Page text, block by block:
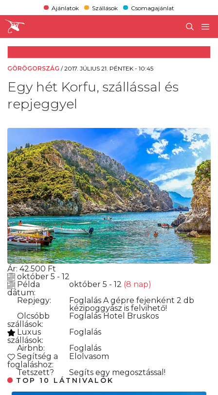
Ajánlatok Szállások Csomagajánlat
GÖRÖGORSZÁG /2017. JÚLIUS 21. PÉNTEK - 10:45
Egy hét Korfu, szállással és
repjeggyel
Ár: 42.500 Ft
október 5 - 12
Példa
dátum:
október 5 - 12 (8 nap)
Repjegy:
Foglalás A gépre fejenként 2 db
kézipoggyász is felvihető!
Olcsóbb
szállások:
Foglalás Hotel Bruskos
Luxus
szállások:
Foglalás
Airbnb:
Foglalás
Segítség a
foglaláshoz:
Elolvasom
Tetszett?
Segíts egy megosztással!
TOP 10 LÁTNIVALÓK